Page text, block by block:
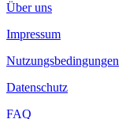
Über uns
Impressum
Nutzungsbedingungen
Datenschutz
FAQ